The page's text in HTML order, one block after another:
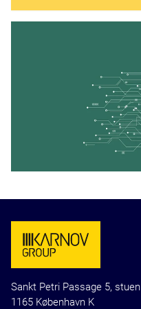
Sankt Petri Passage 5, stuen
1165 København K